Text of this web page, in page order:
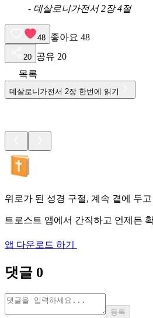
- 데살로니가전서 2장 4절
48 좋아요 48
20 공유 20
목록
데살로니가전서 2장 한번에 읽기
위로가 된 성경 구절, 계속 곁에 두
트로스트 앱에서 간직하고 언제든
앱 다운로드 하기
댓글 0
등록